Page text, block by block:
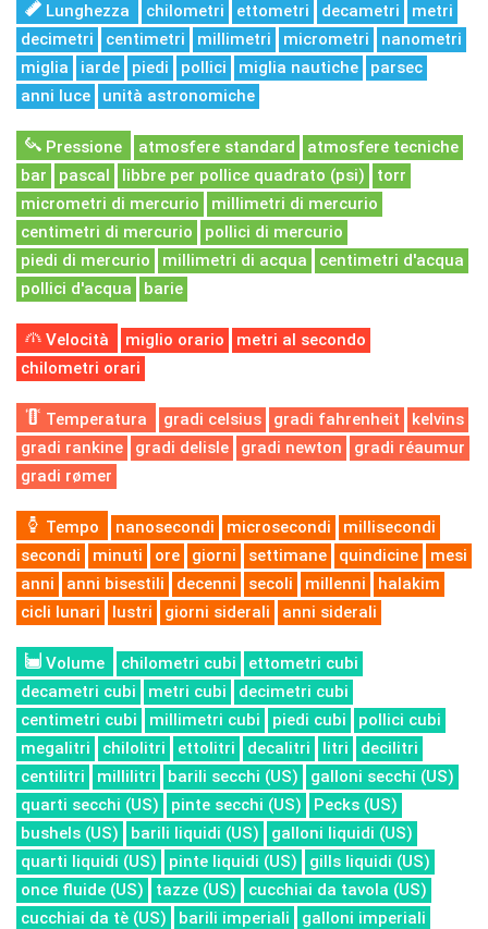
Lunghezza chilometri ettometri decametri
metri
decimetri
centimetri millimetri micrometri
nanometri
miglia
iarde piedi pollici miglia nautiche
parsec
anni luce
unità astronomiche
Pressione atmosfere standard
atmosfere tecniche
bar
pascal libbre per pollice quadrato (psi)
torr
micrometri di mercurio
millimetri di mercurio
centimetri di mercurio
pollici di mercurio
piedi di mercurio
millimetri di acqua
centimetri d'acqua
pollici d'acqua
barie
Velocità miglio orario
metri al secondo
chilometri orari
Temperatura gradi celsius gradi fahrenheit
kelvins
gradi rankine
gradi delisle gradi newton
gradi réaumur
gradi rømer
Tempo nanosecondi microsecondi
millisecondi
secondi
minuti ore giorni settimane quindicine
mesi
anni
anni bisestili decenni secoli millenni
halakim
cicli lunari
lustri giorni siderali anni siderali
Volume chilometri cubi
ettometri cubi
decametri cubi
metri cubi
decimetri cubi
centimetri cubi
millimetri cubi piedi cubi
pollici cubi
megalitri
chilolitri ettolitri decalitri litri
decilitri
centilitri
millilitri barili secchi (US)
galloni secchi (US)
quarti secchi (US)
pinte secchi (US)
Pecks (US)
bushels (US)
barili liquidi (US)
galloni liquidi (US)
quarti liquidi (US)
pinte liquidi (US)
gills liquidi (US)
once fluide (US)
tazze (US)
cucchiai da tavola (US)
cucchiai da tè (US)
barili imperiali
galloni imperiali